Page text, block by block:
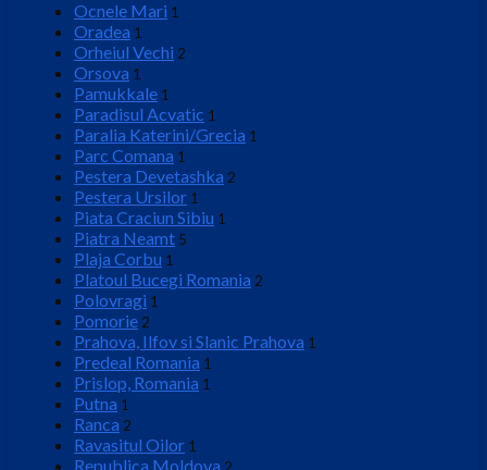
Ocnele Mari 1
Oradea 1
Orheiul Vechi 2
Orsova 1
Pamukkale 1
Paradisul Acvatic 1
Paralia Katerini/Grecia 1
Parc Comana 1
Pestera Devetashka 2
Pestera Ursilor 1
Piata Craciun Sibiu 1
Piatra Neamt 5
Plaja Corbu 1
Platoul Bucegi Romania 2
Polovragi 1
Pomorie 2
Prahova, Ilfov si Slanic Prahova 1
Predeal Romania 1
Prislop, Romania 1
Putna 1
Ranca 2
Ravasitul Oilor 1
Republica Moldova